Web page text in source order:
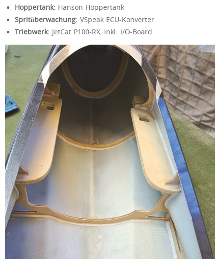
Hoppertank: Hanson Hoppertank
Spritüberwachung: VSpeak ECU-Konverter
Triebwerk: JetCat P100-RX, inkl. I/O-Board